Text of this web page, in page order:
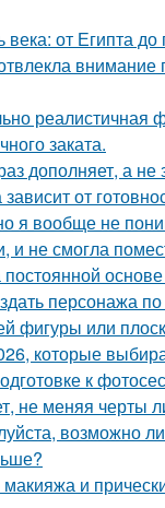
от Египта до
реалистичная
заката.
дополняет, а не
от
я вообще не
не смогла
персонажа
фигуры или
которые
к
не меняя черты
возможно
и